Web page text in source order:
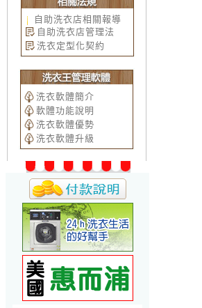
自助洗衣店相關報導
自助洗衣店管理法
洗衣定型化契約
洗衣軟體簡介
軟體功能說明
洗衣軟體優勢
洗衣軟體升級